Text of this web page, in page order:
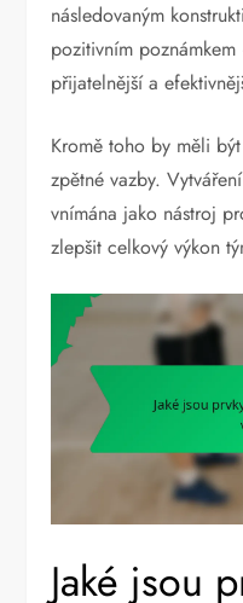
následovaným
pozitivním
přijatelnější a
Kromě toho by měli
zpětné vazby.
vnímána jako nástroj
zlepšit celkový výkon
Jaké jsou